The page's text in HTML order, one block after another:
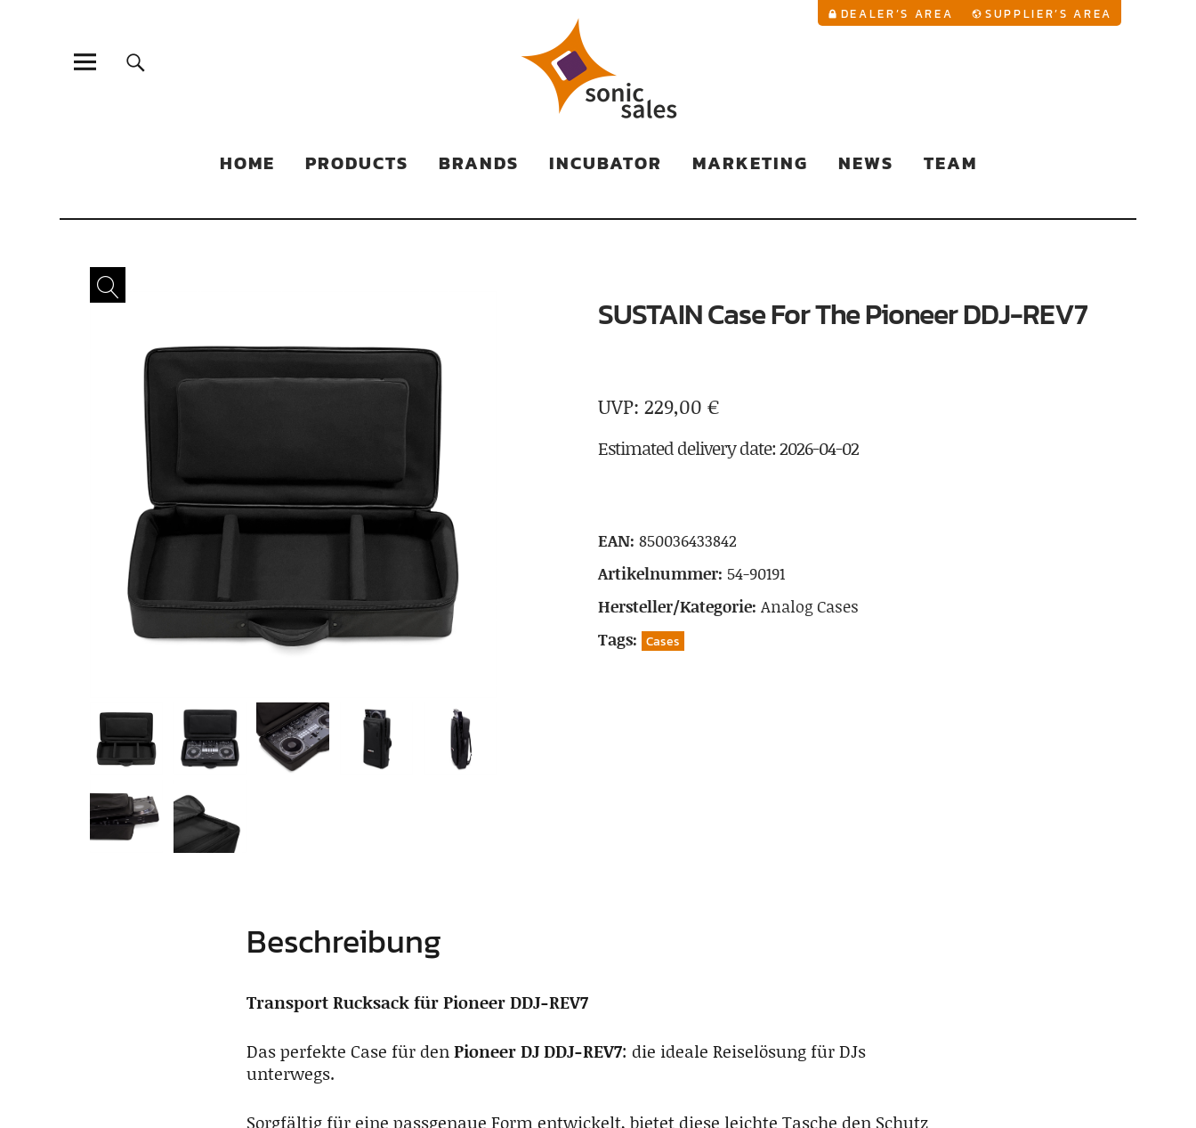
Sonic Sales
DEALER’S AREA SUPPLIER’S AREA
HOME PRODUCTS BRANDS INCUBATOR MARKETING NEWS TEAM
SUSTAIN Case For The Pioneer DDJ-REV7
229,00 €
Estimated delivery date: 2026-04-02
EAN: 850036433842
Artikelnummer: 54-90191
Hersteller/Kategorie: Analog Cases
Tags: Cases
Beschreibung
Transport Rucksack für Pioneer DDJ-REV7
Das perfekte Case für denPioneer DJ DDJ-REV7: die ideale Reiselösung für DJs
unterwegs.
Sorgfältig für eine passgenaue Form entwickelt, bietet diese leichte Tasche den Schutz